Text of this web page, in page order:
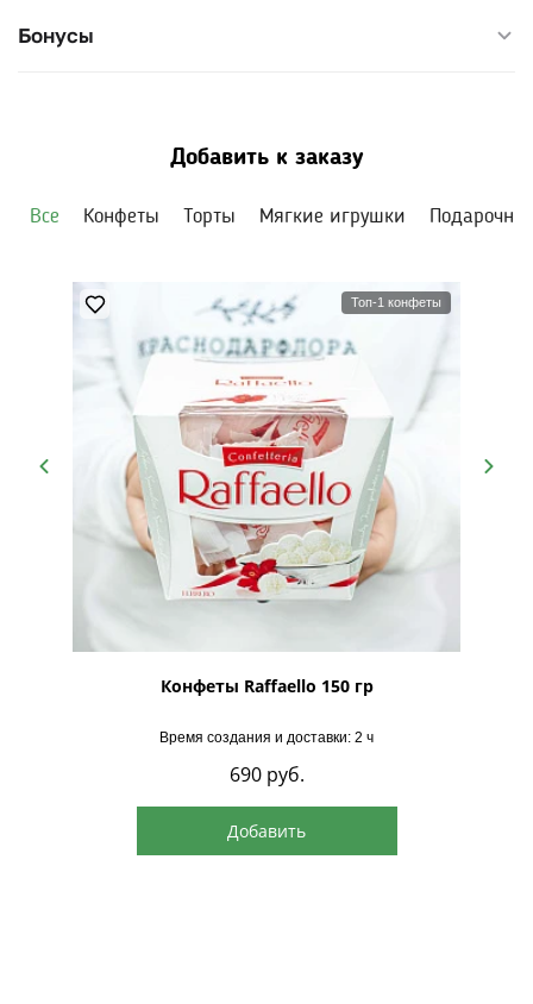
Бонусы
Добавить к заказу
Все Конфеты Торты Мягкие игрушки
Топ-1 конфеты
Конфеты Raffaello 150 гр
Время создания и доставки: 2 ч
690 руб.
Добавить